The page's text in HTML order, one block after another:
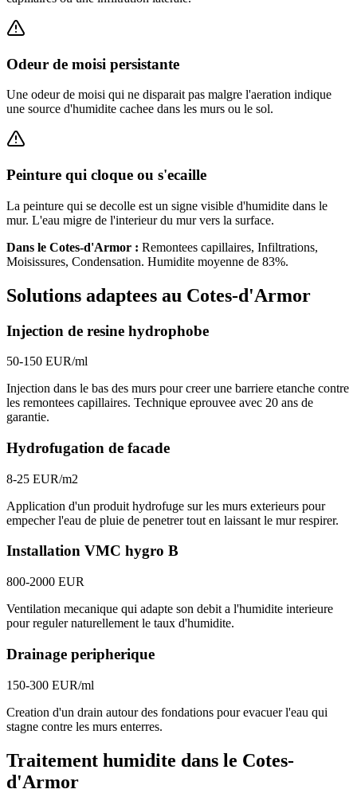
Odeur de moisi persistante
Une odeur de moisi qui ne disparait pas malgre l'aeration indique
une source d'humidite cachee dans les murs ou le sol.
Peinture qui cloque ou s'ecaille
La peinture qui se decolle est un signe visible d'humidite dans le
mur. L'eau migre de l'interieur du mur vers la surface.
Dans le Cotes-d'Armor : Remontees capillaires, Infiltrations,
Moisissures, Condensation. Humidite moyenne de 83%.
Solutions adaptees au Cotes-d'Armor
Injection de resine hydrophobe
50-150 EUR/ml
Injection dans le bas des murs pour creer une barriere etanche contre
les remontees capillaires. Technique eprouvee avec 20 ans de
garantie.
Hydrofugation de facade
8-25 EUR/m2
Application d'un produit hydrofuge sur les murs exterieurs pour
empecher l'eau de pluie de penetrer tout en laissant le mur respirer.
Installation VMC hygro B
800-2000 EUR
Ventilation mecanique qui adapte son debit a l'humidite interieure
pour reguler naturellement le taux d'humidite.
Drainage peripherique
150-300 EUR/ml
Creation d'un drain autour des fondations pour evacuer l'eau qui
stagne contre les murs enterres.
Traitement humidite dans le Cotes-
d'Armor